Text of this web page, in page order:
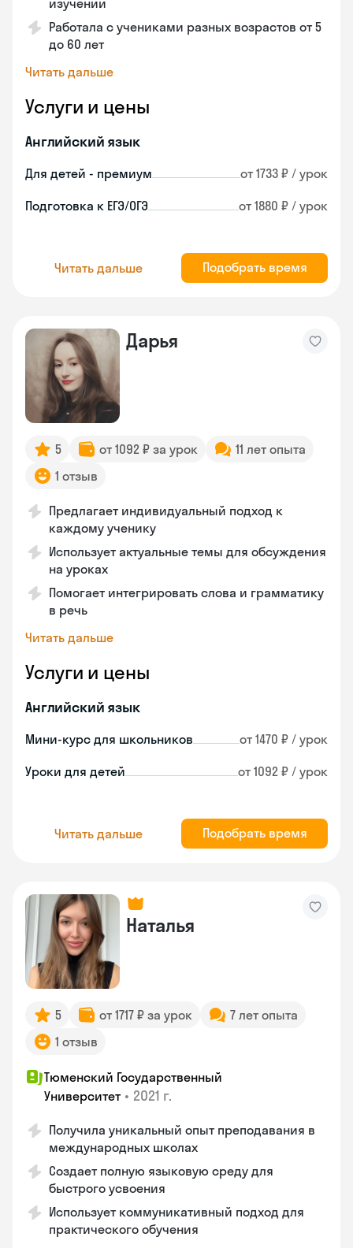
изучении
Работала с учениками разных возрастов от 5
до 60 лет
Читать дальше
Услуги и цены
Английский язык
Для детей - премиум от 1733 ₽ / урок
Подготовка к ЕГЭ/ОГЭ от 1880 ₽ / урок
Читать дальше Подобрать время
Дарья
5 от 1092 ₽ за урок
11 лет опыта
1 отзыв
Предлагает индивидуальный подход к
каждому ученику
Использует актуальные темы для обсуждения
на уроках
Помогает интегрировать слова и грамматику
в речь
Читать дальше
Услуги и цены
Английский язык
Мини-курс для школьников от 1470 ₽ / урок
Уроки для детей от 1092 ₽ / урок
Читать дальше Подобрать время
Наталья
5 от 1717 ₽ за урок
7 лет опыта
1 отзыв
Тюменский Государственный
Университет • 2021 г.
Получила уникальный опыт преподавания в
международных школах
Создает полную языковую среду для
быстрого усвоения
Использует коммуникативный подход для
практического обучения